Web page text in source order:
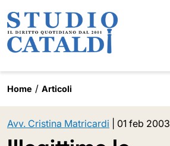
Home Articoli
Avv. Cristina Matricardi 01 feb 2003